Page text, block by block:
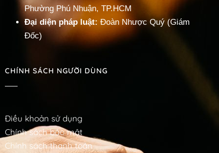
Phường Phú Nhuận, TP.HCM
Đại diện pháp luật: Đoàn Nhược Quý (Giám
Đốc)
CHÍNH SÁCH NGƯỜI DÙNG
Điều khoản sử dụng
Chính sách bảo mật
Chính sách thanh toán